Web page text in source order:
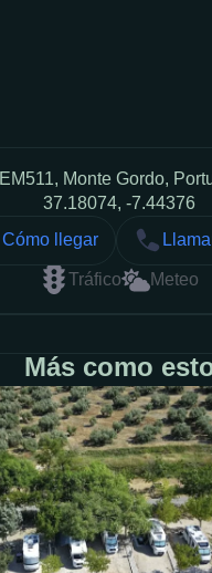
EM511, Monte Gordo,
37.18074, -7.44376
Cómo llegar
Tráfico Meteo
Más como